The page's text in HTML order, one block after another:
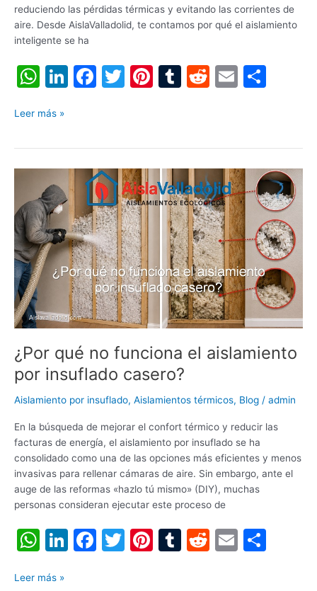
reduciendo las pérdidas térmicas y evitando las corrientes de
aire. Desde AislaValladolid, te contamos por qué el aislamiento
inteligente se ha
W
at
s
A
p
p
Li
e
dI
n
F
e
b
o
o
k
T
er
Pi
e
st
T
bl
r
R
di
t
E
l
p
ar
tir
Leer más »
¿Por qué no funciona el aislamiento
por insuflado casero?
Aislamiento por insuflado, Aislamientos térmicos, Blog / admin
En la búsqueda de mejorar el confort térmico y reducir las
facturas de energía, el aislamiento por insuflado se ha
consolidado como una de las opciones más eficientes y menos
invasivas para rellenar cámaras de aire. Sin embargo, ante el
auge de las reformas «hazlo tú mismo» (DIY), muchas
personas consideran ejecutar este proceso de
W
at
Li F
T
Pi T
R
E
no
funciona
el
aislamiento
por
insuflado
casero?
Leer más »